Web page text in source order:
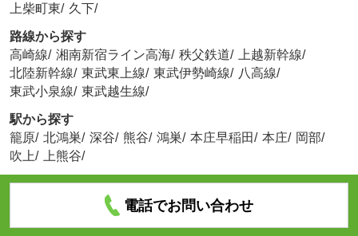
上柴町東/ 久下/
路線から探す
高崎線/ 湘南新宿ライン高海/ 秩父鉄道/ 上越新幹線/
北陸新幹線/ 東武東上線/ 東武伊勢崎線/ 八高線/
東武小泉線/ 東武越生線/
駅から探す
籠原/ 北鴻巣/ 深谷/ 熊谷/ 鴻巣/ 本庄早稲田/ 本庄/ 岡部/
吹上/ 上熊谷/
電話でお問い合わせ